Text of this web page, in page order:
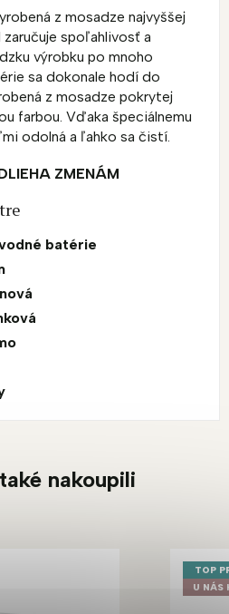
z mosadze najvyššej
spoľahlivosť a
výrobku po mnoho
sa dokonale hodí do
z mosadze pokrytej
farbou. Vďaka špeciálnemu
odolná a ľahko sa čistí.
ZMENÁM
batérie
nakoupili
TOP
U NÁS